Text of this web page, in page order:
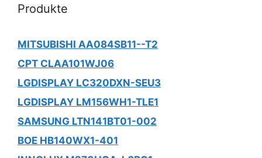
Produkte
MITSUBISHI AA084SB11--T2
CPT CLAA101WJ06
LGDISPLAY LC320DXN-SEU3
LGDISPLAY LM156WH1-TLE1
SAMSUNG LTN141BT01-002
BOE HB140WX1-401